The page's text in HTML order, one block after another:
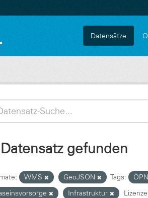
Datensätze
gefunden
WMS GeoJSON Tags:
Infrastruktur